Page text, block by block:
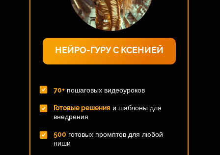
НЕЙРО-ГУРУ С КСЕНИЕЙ
70+ пошаговых видеоуроков
Готовые решения и шаблоны для
внедрения
500 готовых промптов для любой
ниши